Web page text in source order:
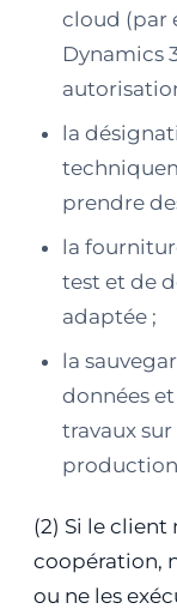
cloud (par
Dynamics
la
prendre
la
test et de
adaptée ;
la
données
travaux
(2) Si le client
coopération,
ou ne les